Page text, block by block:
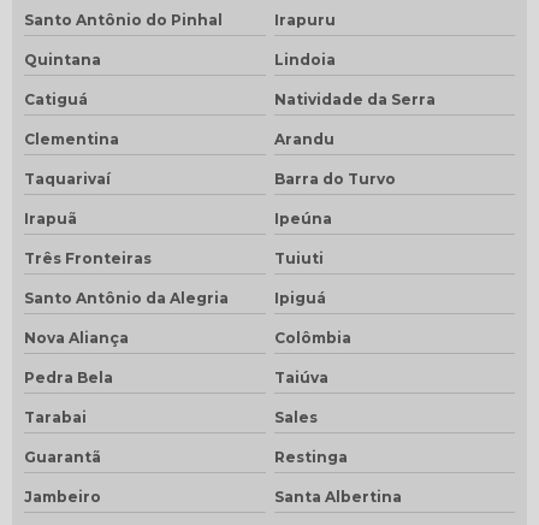
Santo Antônio do Pinhal Irapuru
Quintana Lindoia
Catiguá Natividade da Serra
Clementina Arandu
Taquarivaí Barra do Turvo
Irapuã Ipeúna
Três Fronteiras Tuiuti
Santo Antônio da Alegria Ipiguá
Nova Aliança Colômbia
Pedra Bela Taiúva
Tarabai Sales
Guarantã Restinga
Jambeiro Santa Albertina